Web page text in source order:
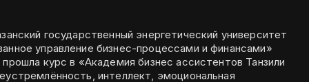
государственный энергетический университет
управление бизнес-процессами и финансами»
курс в «Академия бизнес ассистентов Танзили